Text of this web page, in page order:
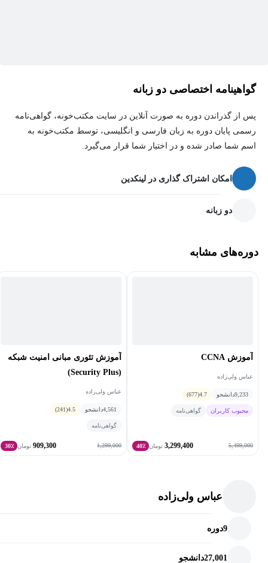
گواهینامه اختصاصی دو زبانه
پس از گذراندن دوره به صورت آنلاین در سایت مکتب‌خونه، گواهی‌نامه
رسمی پایان دوره به زبان فارسی و انگلیسی، توسط مکتب‌خونه به
اسم شما صادر شده و در اختیار شما قرار می‌گیرد.
امکان اشتراک گذاری در لینکدین
دو زبانه
دوره‌های مشابه
آموزش CCNA
عباس ولی‌زاده
9,233دانشجو 4.7
(677)
محبوب کاربران گواهی‌نامه
5,499,000
3,299,400 تومان 40٪
آموزش تئوری مبانی امنیت شبکه
(Security Plus)
عباس ولی‌زاده
4,561دانشجو 4.5
(241)
گواهی‌نامه
1,299,000
909,300 تومان 30٪
عباس ولی‌زاده
9دوره
27,001دانشجو